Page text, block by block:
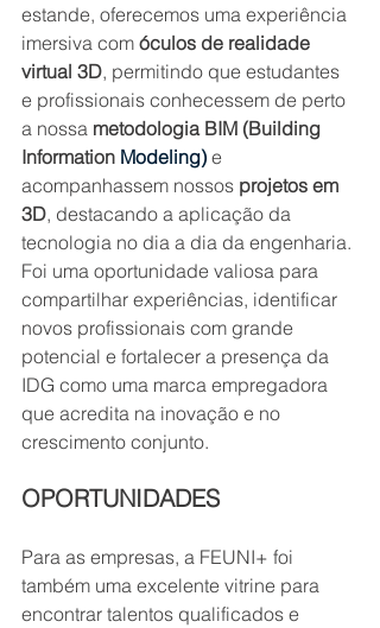
estande, oferecemos uma experiência
imersiva com óculos de realidade
virtual 3D, permitindo que estudantes
e profissionais conhecessem de perto
a nossa metodologia BIM (Building
Information Modeling) e
acompanhassem nossos projetos em
3D, destacando a aplicação da
tecnologia no dia a dia da engenharia.
Foi uma oportunidade valiosa para
compartilhar experiências, identificar
novos profissionais com grande
potencial e fortalecer a presença da
IDG como uma marca empregadora
que acredita na inovação e no
crescimento conjunto.
OPORTUNIDADES
Para as empresas, a FEUNI+ foi
também uma excelente vitrine para
encontrar talentos qualificados e